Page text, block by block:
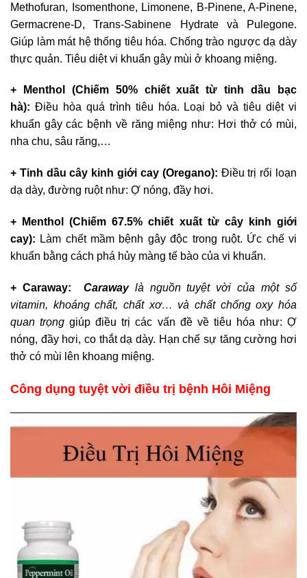
Methofuran, Isomenthone, Limonene, B-Pinene, A-Pinene,
Germacrene-D, Trans-Sabinene Hydrate và Pulegone.
Giúp làm mát hệ thống tiêu hóa. Chống trào ngược dạ dày
thực quản. Tiêu diệt vi khuẩn gây mùi ở khoang miệng.
+ Menthol (Chiếm 50% chiết xuất từ tinh dầu bạc
hà): Điều hòa quá trình tiêu hóa. Loại bỏ và tiêu diệt vi
khuẩn gây các bệnh về răng miệng như: Hơi thở có mùi,
nha chu, sâu răng,…
+ Tinh dầu cây kinh giới cay (Oregano): Điều trị rối loạn
dạ dày, đường ruột như: Ợ nóng, đầy hơi.
+ Menthol (Chiếm 67.5% chiết xuất từ cây kinh giới
cay): Làm chết mầm bệnh gây độc trong ruột. Ức chế vi
khuẩn bằng cách phá hủy màng tế bào của vi khuẩn.
+ Caraway: Carawaylà nguồn tuyệt vời của một số
vitamin, khoáng chất, chất xơ… và chất chống oxy hóa
quan trọng giúp điều trị các vấn đề về tiêu hóa như: Ợ
nóng, đầy hơi, co thắt dạ dày. Hạn chế sự tăng cường hơi
thở có mùi lên khoang miệng.
Công dụng tuyệt vời điều trị bệnh Hôi Miệng